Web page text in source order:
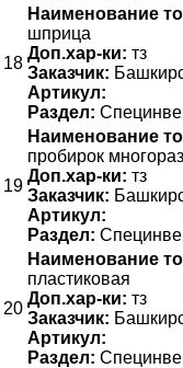
18
Наименование
шприца
Доп.хар-ки: тз
Заказчик:
Артикул:
Раздел:
19
Наименование
пробирок
Доп.хар-ки: тз
Заказчик:
Артикул:
Раздел:
20
Наименование
пластиковая
Доп.хар-ки: тз
Заказчик:
Артикул:
Раздел: